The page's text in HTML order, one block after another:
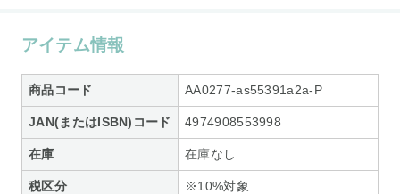
アイテム情報
商品コード AA0277-as55391a2a-P
JAN(またはISBN)コード 4974908553998
在庫 在庫なし
税区分 ※10%対象